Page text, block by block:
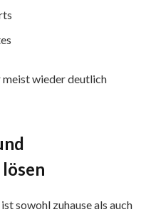
wieder deutlich
sowohl zuhause als auch